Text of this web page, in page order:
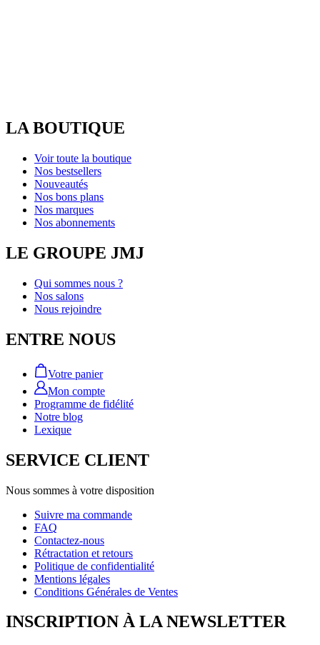
LA BOUTIQUE
Voir toute la boutique
Nos bestsellers
Nouveautés
Nos bons plans
Nos marques
Nos abonnements
LE GROUPE JMJ
Qui sommes nous ?
Nos salons
Nous rejoindre
ENTRE NOUS
Votre panier
Mon compte
Programme de fidélité
Notre blog
Lexique
SERVICE CLIENT
Nous sommes à votre disposition
Suivre ma commande
FAQ
Contactez-nous
Rétractation et retours
Politique de confidentialité
Mentions légales
Conditions Générales de Ventes
INSCRIPTION À LA NEWSLETTER